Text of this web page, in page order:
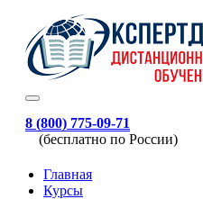
8 (800) 775-09-71
(бесплатно по России)
Главная
Курсы